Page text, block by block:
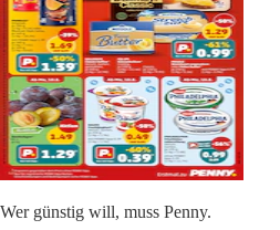
Wer günstig will, muss Penny.